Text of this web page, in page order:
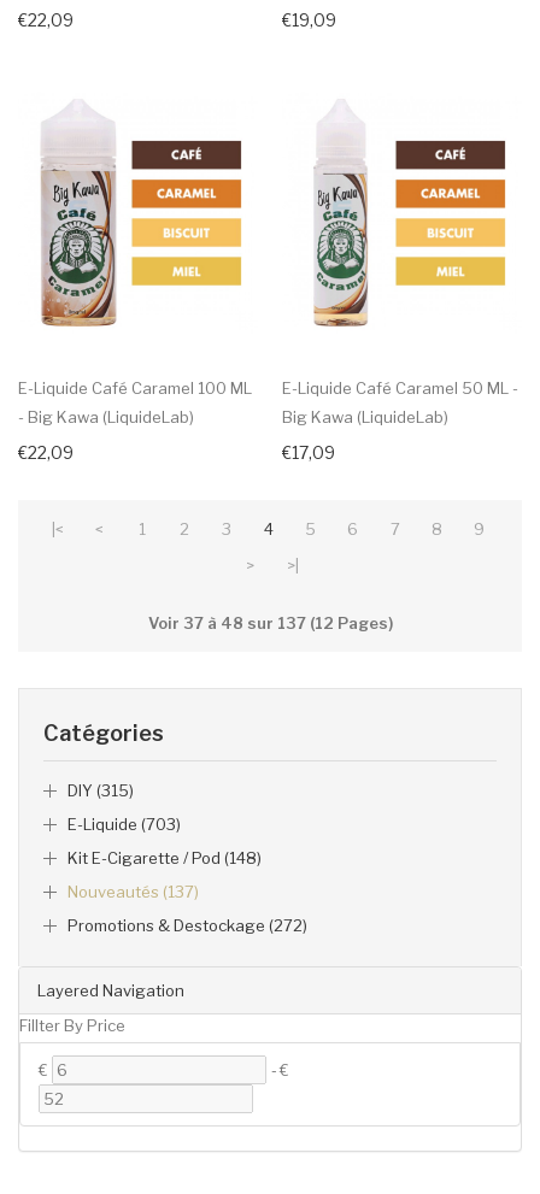
Layered Navigation
Fillter By Price
€ -€
Catégories
DIY (315)
E-Liquide (703)
Kit E-Cigarette / Pod (148)
Nouveautés (137)
Promotions & Destockage (272)
€22,09 €19,09
E-Liquide Café Caramel 100 ML
- Big Kawa (LiquideLab)
€22,09
E-Liquide Café Caramel 50 ML -
Big Kawa (LiquideLab)
€17,09
|< < 1 2 3 4 5 6 7 8
9
>
>|
Voir 37 à 48 sur 137 (12 Pages)